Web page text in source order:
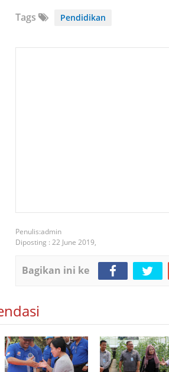
Tags Pendidikan
admin
Diposting : 22 June 2019,
Bagikan ini ke